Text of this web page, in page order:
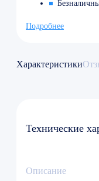
Подробнее
Характеристики
Технические
Описание